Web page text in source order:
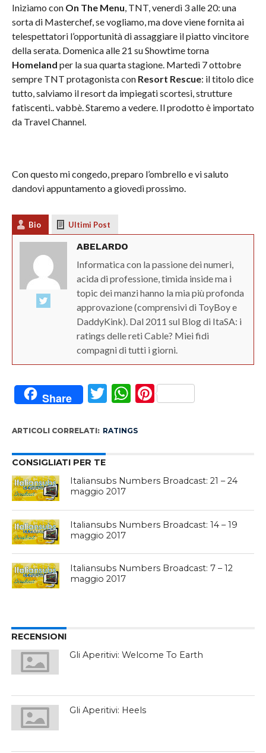
Iniziamo con On The Menu, TNT, venerdì 3 alle 20: una
sorta di Masterchef, se vogliamo, ma dove viene fornita ai
telespettatori l’opportunità di assaggiare il piatto vincitore
della serata. Domenica alle 21 su Showtime torna
Homeland per la sua quarta stagione. Martedì 7 ottobre
sempre TNT protagonista conResort Rescue: il titolo dice
tutto, salviamo il resort da impiegati scortesi, strutture
fatiscenti.. vabbè. Staremo a vedere. Il prodotto è importato
da Travel Channel.
Con questo mi congedo, preparo l’ombrello e vi saluto
dandovi appuntamento a giovedì prossimo.
Bio Ultimi Post
ABELARDO
Informatica con la passione dei numeri,
acida di professione, timida inside ma i
topic dei manzi hanno la mia più profonda
approvazione (comprensivi di ToyBoy e
DaddyKink). Dal 2011 sul Blog di ItaSA: i
ratings delle reti Cable? Miei fidi
compagni di tutti i giorni.
Share Twitter
WhatsApp
Pinterest
ARTICOLI CORRELATI: RATINGS
CONSIGLIATI PER TE
Italiansubs Numbers Broadcast: 21 – 24
maggio 2017
Italiansubs Numbers Broadcast: 14 – 19
maggio 2017
Italiansubs Numbers Broadcast: 7 – 12
maggio 2017
RECENSIONI
Gli Aperitivi: Welcome To Earth
Gli Aperitivi: Heels